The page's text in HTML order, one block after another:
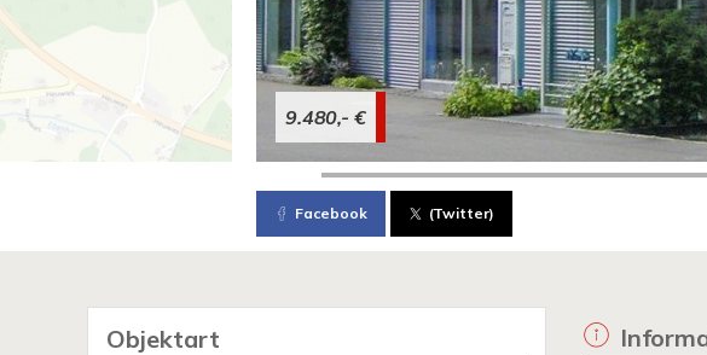
9.480,- €
Facebook (Twitter)
Objektart